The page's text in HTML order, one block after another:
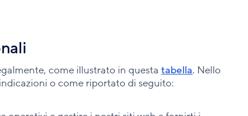
come illustrato in questatabella. Nello
o come riportato di seguito: